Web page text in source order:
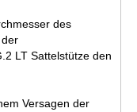
des
LT Sattelstütze den
Versagen der